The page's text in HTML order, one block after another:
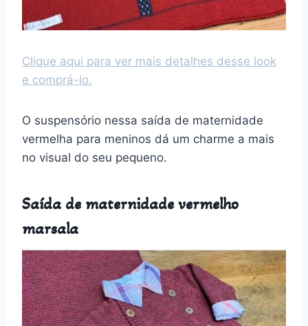
Clique aqui para ver mais detalhes desse look
e comprá-lo.
O suspensório nessa saída de maternidade
vermelha para meninos dá um charme a mais
no visual do seu pequeno.
Saída de maternidade vermelho
marsala